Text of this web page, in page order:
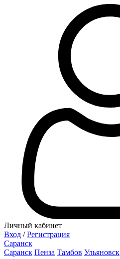
Личный кабинет
Вход / Регистрация
Саранск
Саранск Пенза Тамбов Ульяновск